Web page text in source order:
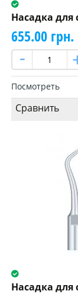
Насадка для
655.00 грн.
Посмотреть
Сравнить
Насадка для